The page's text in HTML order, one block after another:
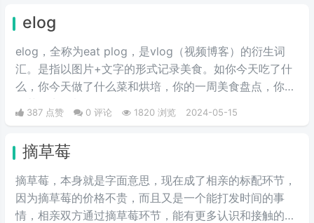
elog
elog，全称为eat plog，是vlog（视频博客）的衍生词
汇。是指以图片+文字的形式记录美食。如你今天吃了什
么，你今天做了什么菜和烘培，你的一周美食盘点，你的
奶茶盘点，都值得记录。
387 点赞 0 评论 1820 浏览 2024-05-15
摘草莓
摘草莓，本身就是字面意思，现在成了相亲的标配环节，
因为摘草莓的价格不贵，而且又是一个能打发时间的事
情，相亲双方通过摘草莓环节，能有更多认识和接触的机